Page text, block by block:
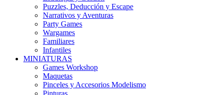
Puzzles, Deducción y Escape
Narrativos y Aventuras
Party Games
Wargames
Familiares
Infantiles
MINIATURAS
Games Workshop
Maquetas
Pinceles y Accesorios Modelismo
Pinturas